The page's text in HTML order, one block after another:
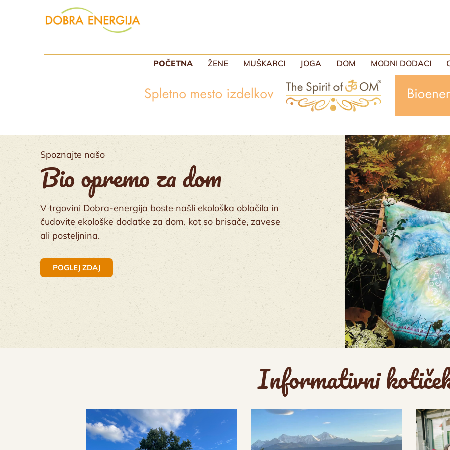
POČETNA ŽENE MUŠKARCI JOGA DOM MODNI DODACI
Spoznajte našo
Bio opremo za dom
V trgovini Dobra-energija boste našli ekološka oblačila in
čudovite ekološke dodatke za dom, kot so brisače, zavese
ali posteljnina.
POGLEJ ZDAJ
Informativni